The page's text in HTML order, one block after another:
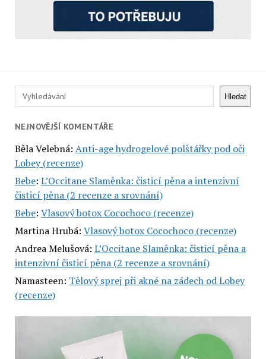
Hledat Hledat
NEJNOVĚJŠÍ KOMENTÁŘE
Běla Velebná: Anti-age hydrogelové polštářky pod oči
Lobey (recenze)
Bebe: L’Occitane Slaměnka: čisticí pěna a intenzivní
čisticí pěna (2 recenze a srovnání)
Bebe: Vlasový botox Cocochoco (recenze)
Martina Hrubá: Vlasový botox Cocochoco (recenze)
Andrea Melušová: L’Occitane Slaměnka: čisticí pěna a
intenzivní čisticí pěna (2 recenze a srovnání)
Namasteen: Tělový sprej při akné na zádech od Lobey
(recenze)